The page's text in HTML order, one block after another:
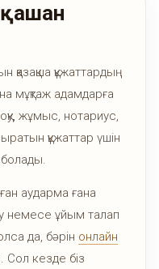
қазақша құжаттардың
мұқтаж адамдарға
жұмыс, нотариус,
құжаттар үшін
болады.
аударма ғана
немесе ұйым талап
да, бәрін онлайн
Сол кезде біз